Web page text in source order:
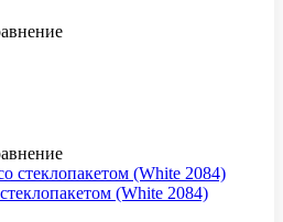
(White 2084)